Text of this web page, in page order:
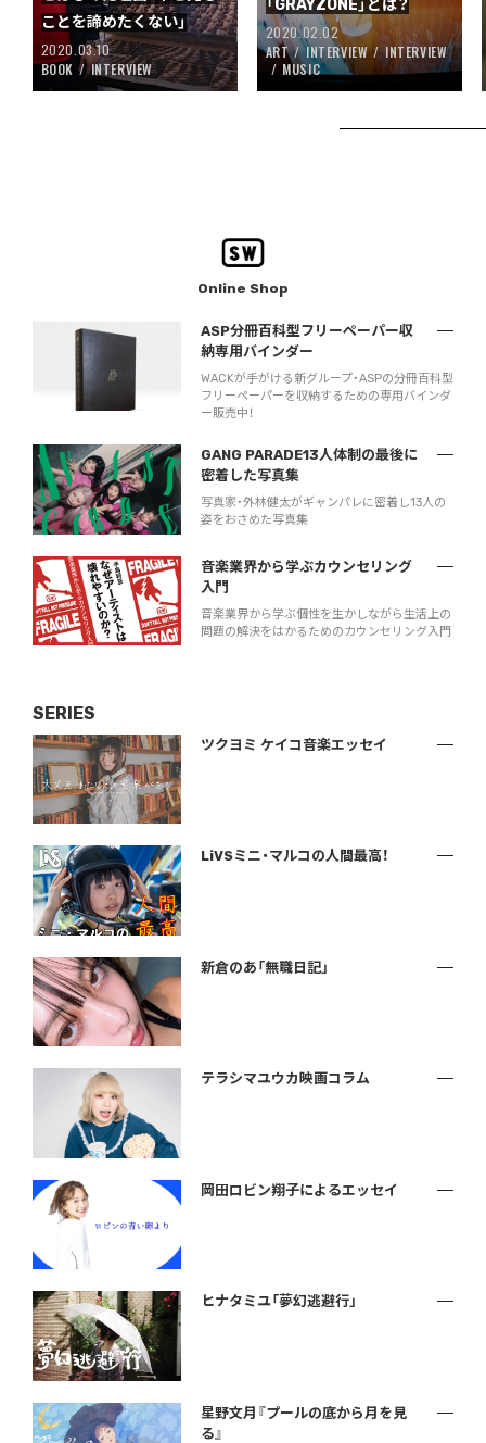
ことを諦めたくない」
2020.03.10
BOOK
INTERVIEW
「GRAYZONE」とは？
2020.02.02
ART
INTERVIEW
INTERVIEW
MUSIC
Online Shop
ASP分冊百科型フリーペーパー収
納専用バインダー
WACKが手がける新グループ・ASPの分冊百科型
フリーペーパーを収納するための専用バインダ
ー販売中！
GANG PARADE13人体制の最後に
密着した写真集
写真家・外林健太がギャンパレに密着し13人の
姿をおさめた写真集
音楽業界から学ぶカウンセリング
入門
音楽業界から学ぶ個性を生かしながら生活上の
問題の解決をはかるためのカウンセリング入門
SERIES
ツクヨミ ケイコ音楽エッセイ
LiVSミニ・マルコの人間最高！
新倉のあ「無職日記」
テラシマユウカ映画コラム
岡田ロビン翔子によるエッセイ
ヒナタミユ「夢幻逃避行」
星野文月『プールの底から月を見
る』